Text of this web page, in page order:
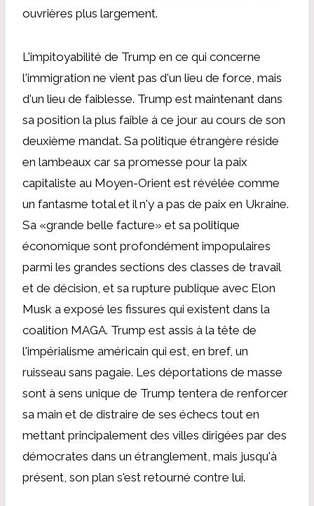
ouvrières plus largement.
L'impitoyabilité de Trump en ce qui concerne
l'immigration ne vient pas d'un lieu de force, mais
d'un lieu de faiblesse. Trump est maintenant dans
sa position la plus faible à ce jour au cours de son
deuxième mandat. Sa politique étrangère réside
en lambeaux car sa promesse pour la paix
capitaliste au Moyen-Orient est révélée comme
un fantasme total et il n'y a pas de paix en Ukraine.
Sa «grande belle facture» et sa politique
économique sont profondément impopulaires
parmi les grandes sections des classes de travail
et de décision, et sa rupture publique avec Elon
Musk a exposé les fissures qui existent dans la
coalition MAGA. Trump est assis à la tête de
l'impérialisme américain qui est, en bref, un
ruisseau sans pagaie. Les déportations de masse
sont à sens unique de Trump tentera de renforcer
sa main et de distraire de ses échecs tout en
mettant principalement des villes dirigées par des
démocrates dans un étranglement, mais jusqu'à
présent, son plan s'est retourné contre lui.